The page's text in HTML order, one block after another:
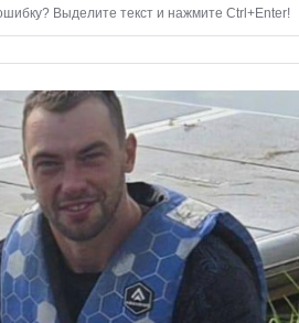
Выделите текст и нажмите Ctrl+Enter!